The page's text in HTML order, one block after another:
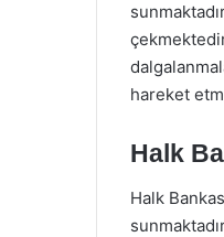
hareket
Halk
Halk